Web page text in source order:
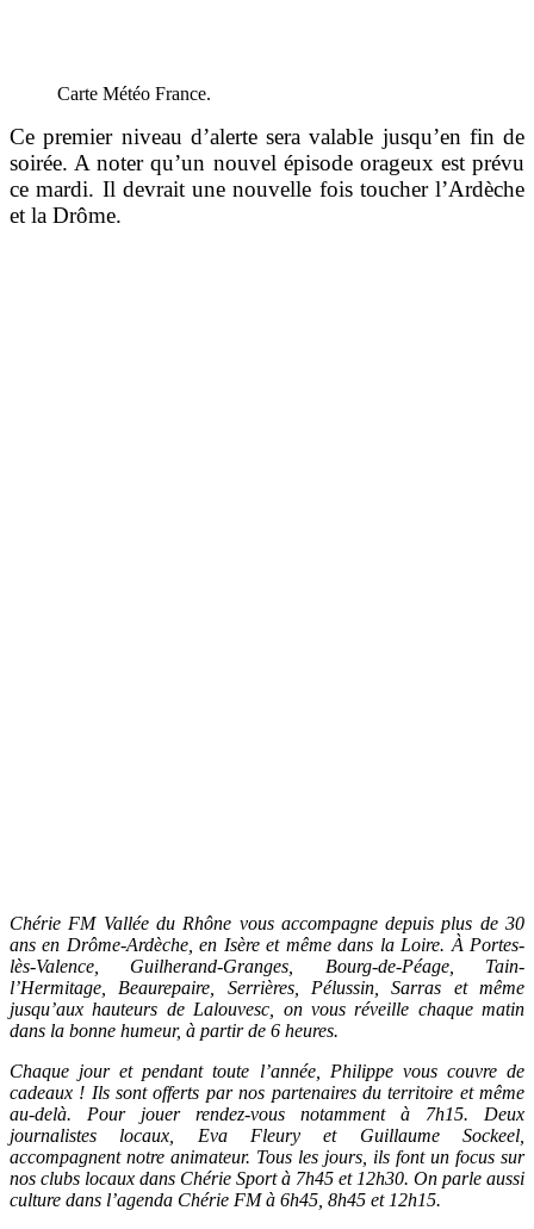
Carte Météo France.
Ce premier niveau d’alerte sera valable jusqu’en fin de
soirée. A noter qu’un nouvel épisode orageux est prévu
ce mardi. Il devrait une nouvelle fois toucher l’Ardèche
et la Drôme.
Chérie FM Vallée du Rhône vous accompagne depuis plus de 30
ans en Drôme-Ardèche, en Isère et même dans la Loire. À Portes-
lès-Valence, Guilherand-Granges, Bourg-de-Péage, Tain-
l’Hermitage, Beaurepaire, Serrières, Pélussin, Sarras et même
jusqu’aux hauteurs de Lalouvesc, on vous réveille chaque matin
dans la bonne humeur, à partir de 6 heures.
Chaque jour et pendant toute l’année, Philippe vous couvre de
cadeaux ! Ils sont offerts par nos partenaires du territoire et même
au-delà. Pour jouer rendez-vous notamment à 7h15. Deux
journalistes locaux, Eva Fleury et Guillaume Sockeel,
accompagnent notre animateur. Tous les jours, ils font un focus sur
nos clubs locaux dans Chérie Sport à 7h45 et 12h30. On parle aussi
culture dans l’agenda Chérie FM à 6h45, 8h45 et 12h15.